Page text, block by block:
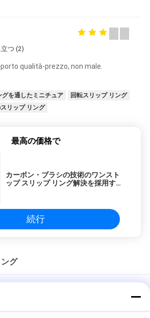
つ (2)
qualità-prezzo, non male.
を通したミニチュア
回転スリップ リング
リップ リング
最高の価格で
カーボン・ブラシの技術のワンスト
ップ スリップ リング解決を採用する
続行
グ
たミニチュア